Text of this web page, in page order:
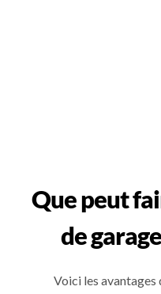
Que peut
de
Voici les